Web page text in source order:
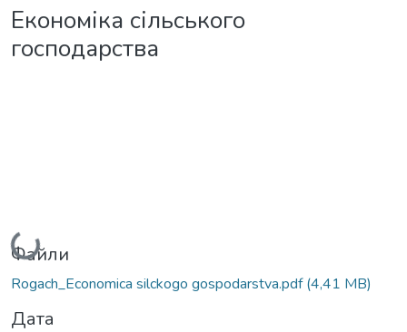
Економіка сільського
господарства
Вантажиться...
Файли
Rogach_Economica silckogo gospodarstva.pdf(4,41 MB)
Дата